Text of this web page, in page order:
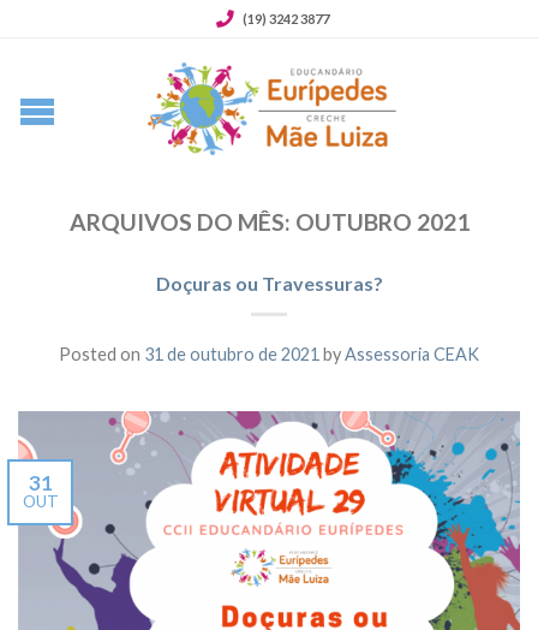
(19) 3242 3877
ARQUIVOS DO MÊS: OUTUBRO 2021
Doçuras ou Travessuras?
Posted on 31 de outubro de 2021 byAssessoria CEAK
31
OUT